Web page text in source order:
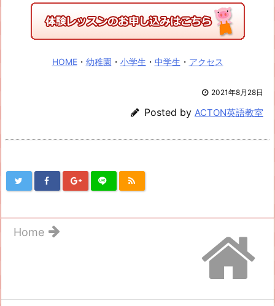
HOME・ 幼稚園 ・ 小学生 ・ 中学生 ・ アクセス
2021年8月28日
Posted by ACTON英語教室
Home